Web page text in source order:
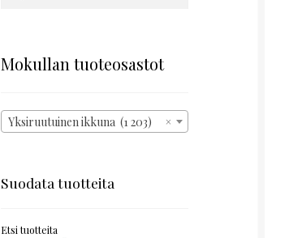
Mokullan tuoteosastot
×
Yksiruutuinen ikkuna (1 203)
Suodata tuotteita
Etsi tuotteita